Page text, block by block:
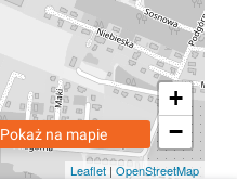
+
−
Leaflet | OpenStreetMap
Pokaż na mapie